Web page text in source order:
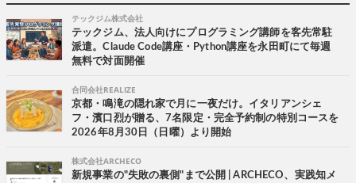
テックジム株式会社
テックジム、法人向けにプログラミング講師を客先常駐
派遣。Claude Code講座・Python講座を永田町にて毎週
無料で対面開催
合同会社REALIZE
京都・鳴滝の隠れ家で月に一夜だけ。イタリアンシェ
フ・濱口烈が贈る、7名限定・完全予約制の特別コースを
2026年8月30日（日曜）より開始
株式会社ARCHECO
新規事業の"失敗の裏側"まで公開 | ARCHECO、実践知メ